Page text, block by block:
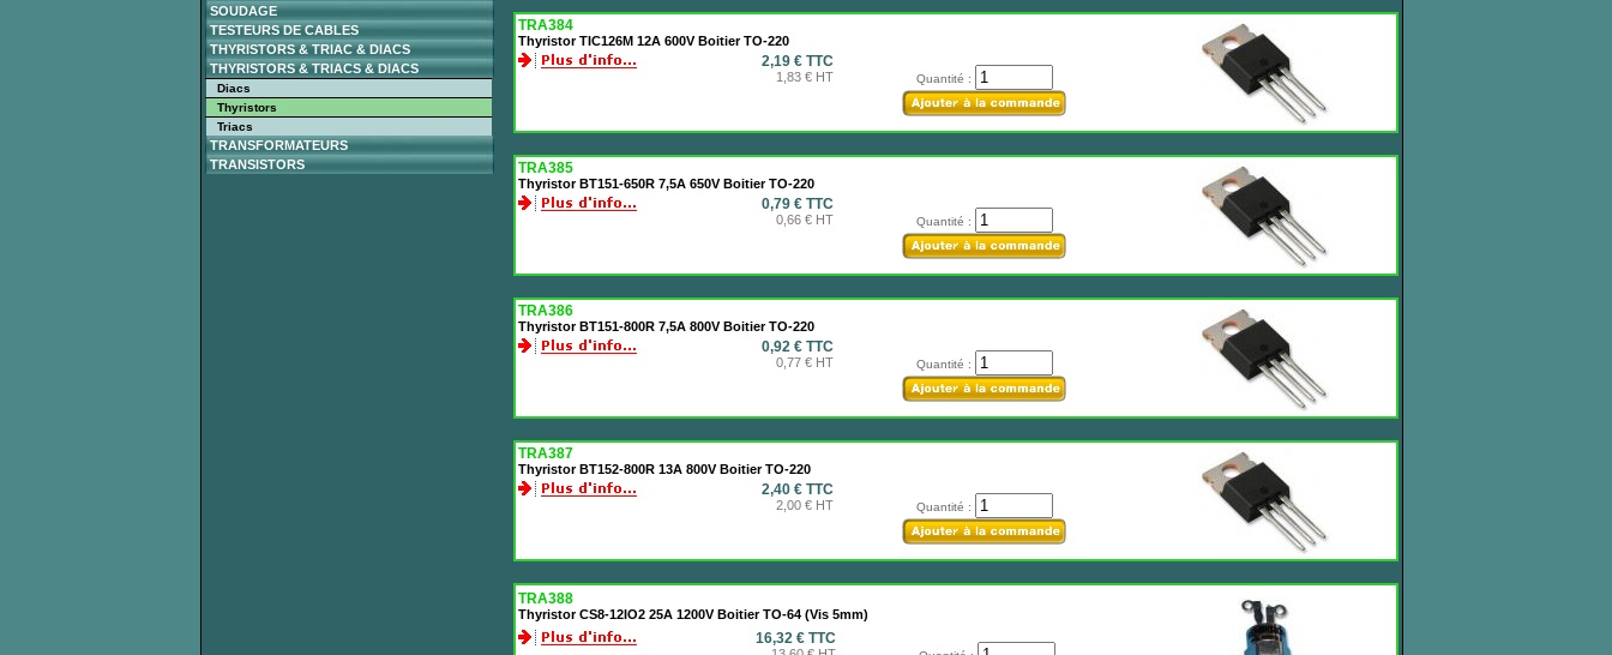
SOUDAGE
TESTEURS DE CABLES
THYRISTORS & TRIAC & DIACS
THYRISTORS & TRIACS & DIACS
Diacs
Thyristors
Triacs
TRANSFORMATEURS
TRANSISTORS
TRA384
Thyristor TIC126M 12A 600V Boitier TO-220
2,19 € TTC
1,83 € HT Quantité :
TRA385
Thyristor BT151-650R 7,5A 650V Boitier TO-220
0,79 € TTC
0,66 € HT Quantité :
TRA386
Thyristor BT151-800R 7,5A 800V Boitier TO-220
0,92 € TTC
0,77 € HT Quantité :
TRA387
Thyristor BT152-800R 13A 800V Boitier TO-220
2,40 € TTC
2,00 € HT Quantité :
TRA388
Thyristor CS8-12IO2 25A 1200V Boitier TO-64 (Vis 5mm)
16,32 € TTC